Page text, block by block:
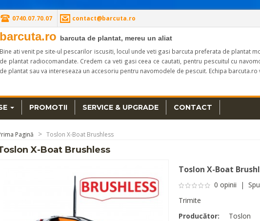
0740.07.70.07 contact@barcuta.ro
barcuta.ro barcuta de plantat, mereu un aliat
Bine ati venit pe site-ul pescarilor iscusiti, locul unde veti gasi barcuta preferata de plantat
de plantat radiocomandate. Credem ca veti gasi ceea ce cautati, pentru pescuitul cu
de plantat sau va intereseaza un accesoriu pentru navomodele de pescuit. Echipa barcuta.ro
PROMOTII SERVICE & UPGRADE CONTACT
Pagină Toslon X-Boat Brushless
X-Boat Brushless
Toslon X-Boat
0 opinii |
Trimite
Producător:
Toslon